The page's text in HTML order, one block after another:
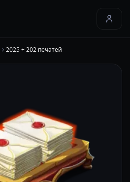
2025 + 202 печатей